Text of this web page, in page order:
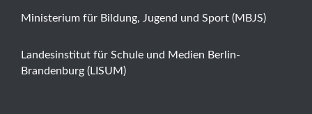
Ministerium für Bildung, Jugend und Sport (MBJS)
Landesinstitut für Schule und Medien Berlin-
Brandenburg (LISUM)